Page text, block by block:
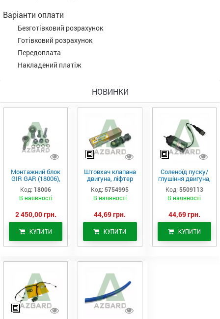
Варіанти оплати
Безготівковий розрахунок
Готівковий розрахунок
Передоплата
Накладений платіж
НОВИНКИ
Монтажний блок
GIR GAR (18006),
Аналог
Код: 18006
В наявності
2 450,00 грн.
КУПИТИ
Штовхач клапана
двигуна, ліфтер
(575-4995)
Код: 5754995
В наявності
44,69 грн.
КУПИТИ
Соленоїд пуску/
глушіння двигуна,
актуатор (550-
9113)
Код: 5509113
В наявності
44,69 грн.
КУПИТИ